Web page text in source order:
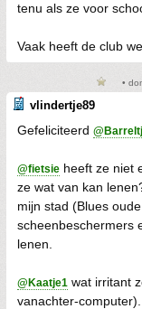
tenu als ze voor
Vaak heeft de club
•
vlindertje89
Gefeliciteerd
@fietsie heeft ze niet
ze wat van kan
mijn stad (Blues
scheenbeschermers
lenen.
@Kaatje1 wat irritant
vanachter-computer)..